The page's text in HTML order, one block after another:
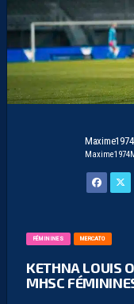
FÉMININES MERCATO
KETHNA LOUIS
MHSC